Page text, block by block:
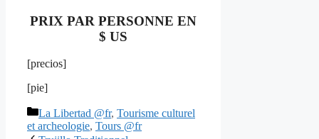
PRIX PAR PERSONNE EN
$ US
[precios]
[pie]
Categorías
La Libertad @fr, Tourisme culturel
et archeologie, Tours @fr